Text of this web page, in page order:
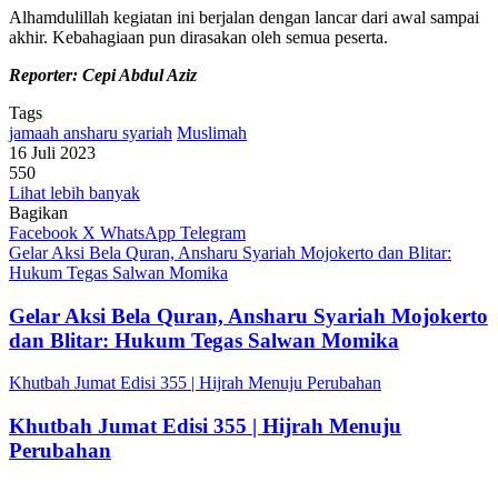
Alhamdulillah kegiatan ini berjalan dengan lancar dari awal sampai
akhir. Kebahagiaan pun dirasakan oleh semua peserta.
Reporter: Cepi Abdul Aziz
Tags
jamaah ansharu syariah Muslimah
16 Juli 2023
550
Lihat lebih banyak
Bagikan
Facebook X WhatsApp Telegram
Gelar Aksi Bela Quran, Ansharu Syariah Mojokerto dan Blitar:
Hukum Tegas Salwan Momika
Gelar Aksi Bela Quran, Ansharu Syariah Mojokerto
dan Blitar: Hukum Tegas Salwan Momika
Khutbah Jumat Edisi 355 | Hijrah Menuju Perubahan
Khutbah Jumat Edisi 355 | Hijrah Menuju
Perubahan